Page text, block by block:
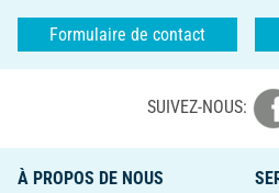
Formulaire de contact
SUIVEZ-NOUS:
À PROPOS DE NOUS